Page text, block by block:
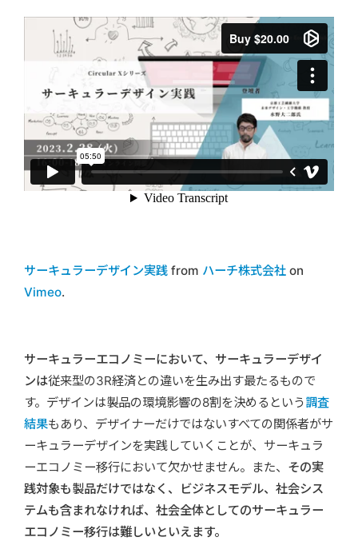
サーキュラーデザイン実践 from ハーチ株式会社 on
Vimeo.
サーキュラーエコノミーにおいて、サーキュラーデザイ
ンは従来型の3R経済との違いを生み出す最たるもので
す。デザインは製品の環境影響の8割を決めるという調査
結果もあり、デザイナーだけではないすべての関係者がサ
ーキュラーデザインを実践していくことが、サーキュラ
ーエコノミー移行において欠かせません。また、 その実
践対象も製品だけではなく、ビジネスモデル、社会シス
テムも含まれなければ、社会全体としてのサーキュラー
エコノミー移行は難しいといえます。